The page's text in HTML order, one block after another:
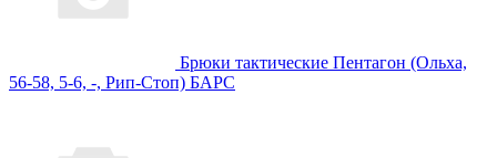
Брюки тактические Пентагон (Ольха,
56-58, 5-6, -, Рип-Стоп) БАРС